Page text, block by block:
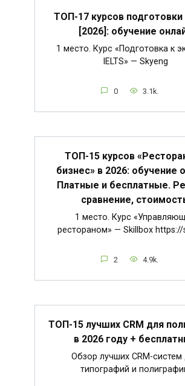
ТОП-17 курсов подготовки
[2026]: обучение
1 место. Курс «Подготовка к
IELTS» — Skyeng
0 3.1k.
ТОП-15 курсов
бизнес» в 2026: обучение
Платные и бесплатные.
сравнение,
1 место. Курс
рестораном» — Skillbox https://
2 4.9k.
ТОП-15 лучших CRM для
в 2026 году +
Обзор лучших CRM-систем
типографий и